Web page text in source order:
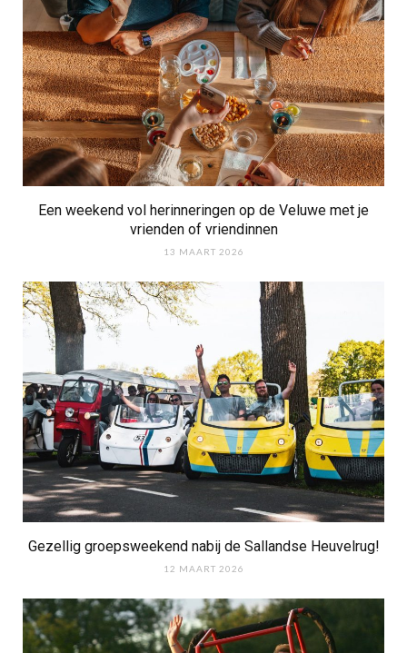
Een weekend vol herinneringen op de Veluwe met je
vrienden of vriendinnen
13 MAART 2026
Gezellig groepsweekend nabij de Sallandse Heuvelrug!
12 MAART 2026